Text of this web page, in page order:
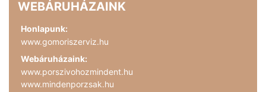
WEBÁRUHÁZAINK
Honlapunk:
www.gomoriszerviz.hu
Webáruházaink:
www.porszivohozmindent.hu
www.mindenporzsak.hu